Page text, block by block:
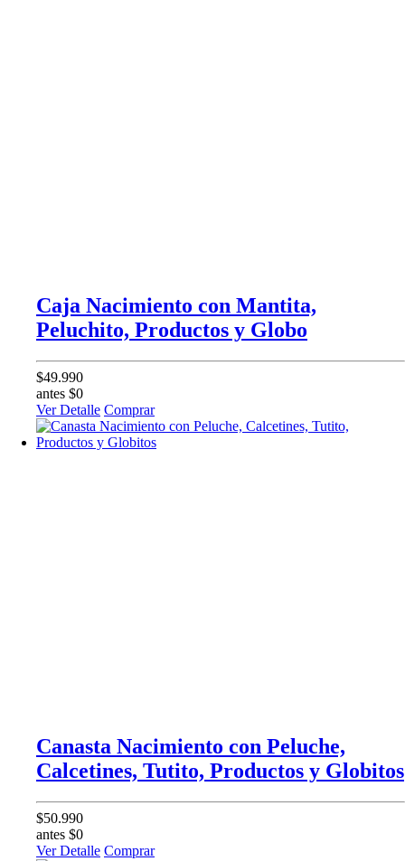
Caja Nacimiento con Mantita,
Peluchito, Productos y Globo
$49.990
antes $0
Ver Detalle Comprar
Canasta Nacimiento con Peluche,
Calcetines, Tutito, Productos y Globitos
$50.990
antes $0
Ver Detalle Comprar